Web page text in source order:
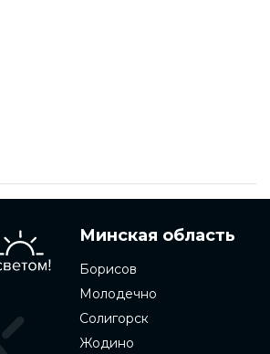
Минская область
Борисов
Молодечно
Солигорск
Жодино